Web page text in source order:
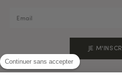
JE
Continuer sans accepter